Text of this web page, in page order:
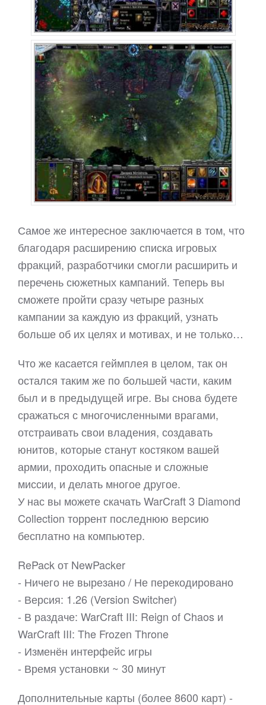
Самое же интересное заключается в том, что
благодаря расширению списка игровых
фракций, разработчики смогли расширить и
перечень сюжетных кампаний. Теперь вы
сможете пройти сразу четыре разных
кампании за каждую из фракций, узнать
больше об их целях и мотивах, и не только…
Что же касается геймплея в целом, так он
остался таким же по большей части, каким
был и в предыдущей игре. Вы снова будете
сражаться с многочисленными врагами,
отстраивать свои владения, создавать
юнитов, которые станут костяком вашей
армии, проходить опасные и сложные
миссии, и делать многое другое.
У нас вы можете скачать WarCraft 3 Diamond
Collection торрент последнюю версию
бесплатно на компьютер.
RePack от NewPacker
- Ничего не вырезано / Не перекодировано
- Версия: 1.26 (Version Switcher)
- В раздаче: WarCraft III: Reign of Chaos и
WarCraft III: The Frozen Throne​
- Изменён интерфейс игры
- Время установки ~ 30 минут
Дополнительные карты (более 8600 карт) -